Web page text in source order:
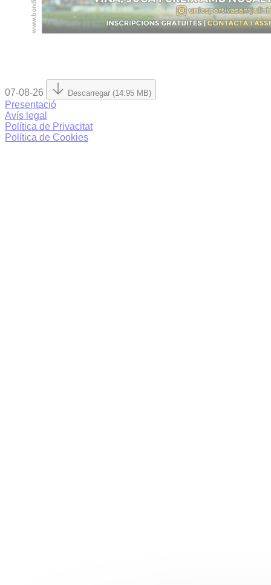
07-08-26 Descarregar (14.95 MB)
Presentació
Avís legal
Política de Privacitat
Política de Cookies